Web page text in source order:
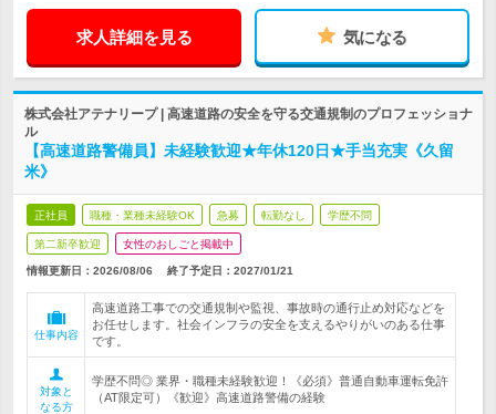
求人詳細を見る 気になる
株式会社アテナリープ | 高速道路の安全を守る交通規制のプロフェッショナ
ル
【高速道路警備員】未経験歓迎★年休120日★手当充実《久留
米》
正社員 職種・業種未経験OK 急募 転勤なし 学歴不問
第二新卒歓迎 女性のおしごと掲載中
情報更新日：2026/08/06 終了予定日： 2027/01/21
仕事内容
高速道路工事での交通規制や監視、事故時の通行止め対応などを
お任せします。社会インフラの安全を支えるやりがいのある仕事
です。
対象と
なる方
学歴不問◎ 業界・職種未経験歓迎！《必須》普通自動車運転免許
（AT限定可）《歓迎》高速道路警備の経験